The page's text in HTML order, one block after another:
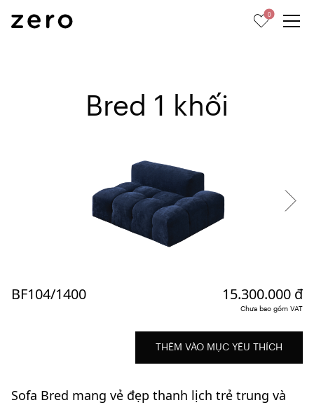
0
Bred 1 khối
BF104/1400 15.300.000 đ
Chưa bao gồm VAT
THÊM VÀO MỤC YÊU THÍCH
Sofa Bred mang vẻ đẹp thanh lịch trẻ trung và